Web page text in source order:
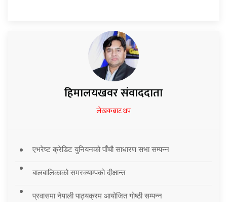
हिमालयखवर संवाददाता
लेखकबाट थप
एभरेष्ट क्रेडिट युनियनको पाँचौ साधारण सभा सम्पन्न
बालबालिकाको समरक्याम्पको दीक्षान्त
प्रवासमा नेपाली पाठ्यक्रम आयोजित गोष्ठी सम्पन्न